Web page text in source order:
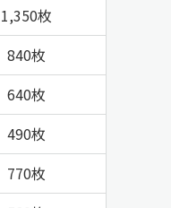
1,350枚
840枚
640枚
490枚
770枚